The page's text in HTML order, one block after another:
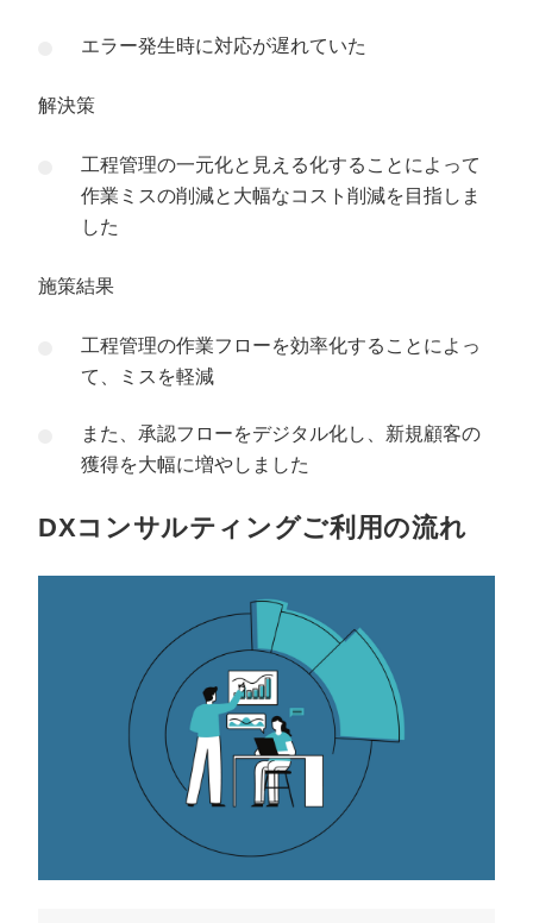
エラー発生時に対応が遅れていた
解決策
工程管理の一元化と見える化することによって
作業ミスの削減と大幅なコスト削減を目指しま
した
施策結果
工程管理の作業フローを効率化することによっ
て、ミスを軽減
また、承認フローをデジタル化し、新規顧客の
獲得を大幅に増やしました
DXコンサルティングご利用の流れ